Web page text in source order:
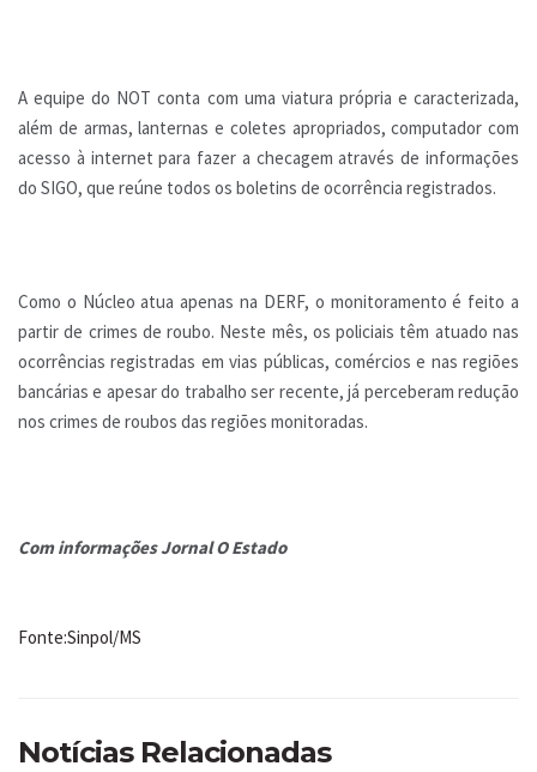
A equipe do NOT conta com uma viatura própria e caracterizada,
além de armas, lanternas e coletes apropriados, computador com
acesso à internet para fazer a checagem através de informações
do SIGO, que reúne todos os boletins de ocorrência registrados.
Como o Núcleo atua apenas na DERF, o monitoramento é feito a
partir de crimes de roubo. Neste mês, os policiais têm atuado nas
ocorrências registradas em vias públicas, comércios e nas regiões
bancárias e apesar do trabalho ser recente, já perceberam redução
nos crimes de roubos das regiões monitoradas.
Com informações Jornal O Estado
Fonte:Sinpol/MS
Notícias Relacionadas